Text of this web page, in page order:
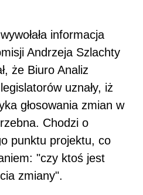
informacja
Andrzeja Szlachty
że Biuro Analiz
uznały, iż
głosowania zmian w
Chodzi o
punktu projektu, co
"czy ktoś jest
zmiany".